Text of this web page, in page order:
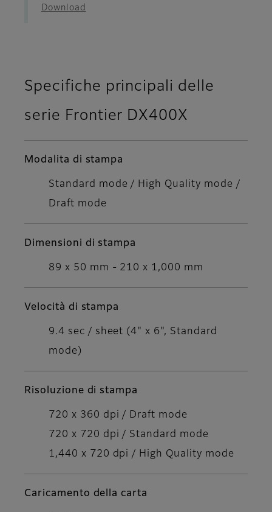
Download
Specifiche principali delle
serie Frontier DX400X
Modalita di stampa
Standard mode / High Quality mode /
Draft mode
Dimensioni di stampa
89 x 50 mm - 210 x 1,000 mm
Velocità di stampa
9.4 sec / sheet (4" x 6", Standard
mode)
Risoluzione di stampa
720 x 360 dpi / Draft mode
720 x 720 dpi / Standard mode
1,440 x 720 dpi / High Quality mode
Caricamento della carta